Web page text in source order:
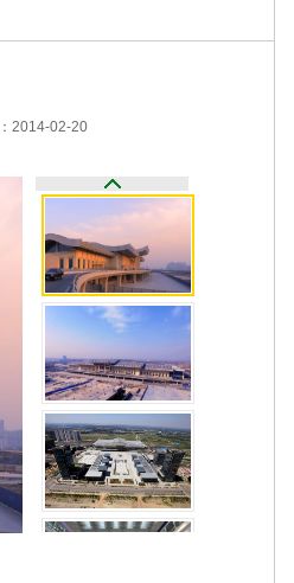
2014-02-20